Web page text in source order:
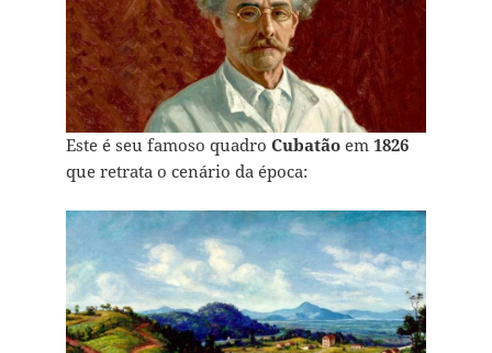
Este é seu famoso quadro Cubatãoem 1826
que retrata o cenário da época: